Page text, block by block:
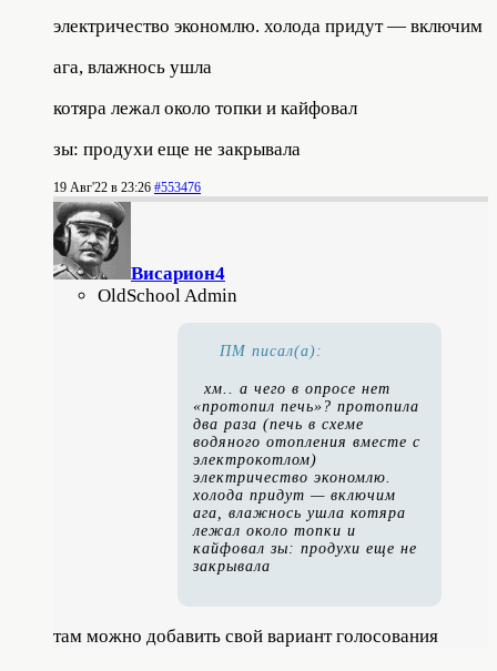
электричество экономлю. холода придут — включим
ага, влажнось ушла
котяра лежал около топки и кайфовал
зы: продухи еще не закрывала
19 Авг'22 в 23:26 #553476
Висариoн4
OldSchool Admin
ПМ писал(а):
хм.. а чего в опросе нет
«протопил печь»? протопила
два раза (печь в схеме
водяного отопления вместе с
электрокотлом)
электричество экономлю.
холода придут — включим
ага, влажнось ушла котяра
лежал около топки и
кайфовал зы: продухи еще не
закрывала
там можно добавить свой вариант голосования